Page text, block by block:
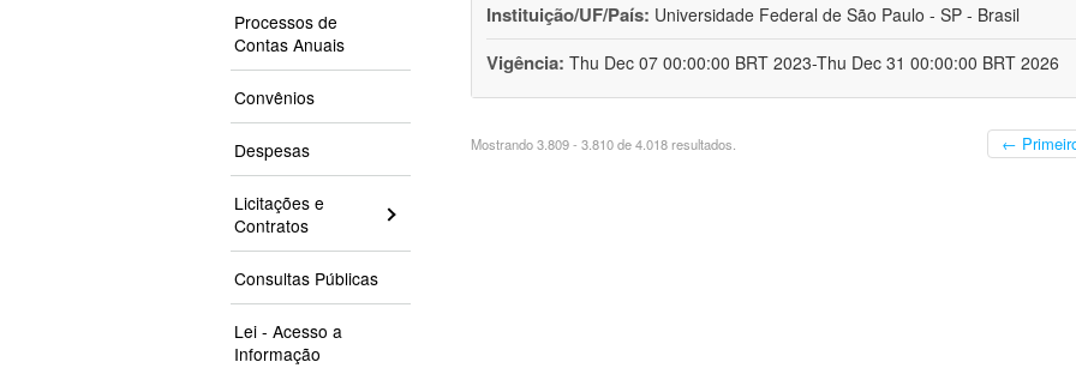
Processos de
Contas Anuais
Convênios
Despesas
Licitações e
Contratos
Consultas Públicas
Lei - Acesso a
Informação
Instituição/UF/País: Universidade Federal de São Paulo - SP - Brasil
Vigência: Thu Dec 07 00:00:00 BRT 2023-Thu Dec 31 00:00:00 BRT 2026
Mostrando 3.809 - 3.810 de 4.018 resultados. ←